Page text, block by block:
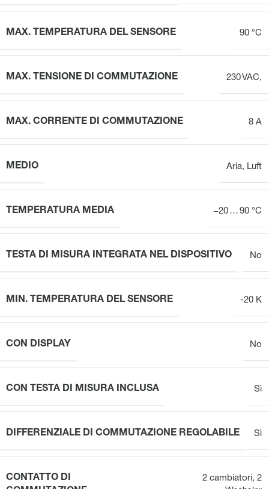
MAX. TEMPERATURA DEL SENSORE 90 °C
MAX. TENSIONE DI COMMUTAZIONE 230 VAC,
MAX. CORRENTE DI COMMUTAZIONE 8 A
MEDIO Aria, Luft
TEMPERATURA MEDIA −20 … 90 °C
TESTA DI MISURA INTEGRATA NEL DISPOSITIVO No
MIN. TEMPERATURA DEL SENSORE -20 K
CON DISPLAY No
CON TESTA DI MISURA INCLUSA Sì
DIFFERENZIALE DI COMMUTAZIONE REGOLABILE Sì
CONTATTO DI
2 cambiatori, 2